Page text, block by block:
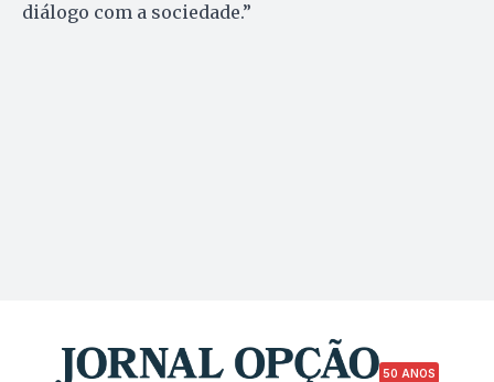
diálogo com a sociedade.”
50 ANOS